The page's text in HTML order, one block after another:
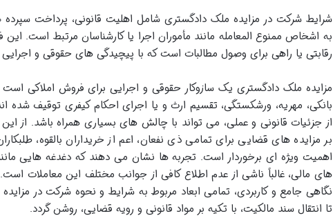
به اشخاص ممنوع المعامله مانند مأموران اجرا یا کارشناسان مرتبط است.
رقابتی یا راهی برای وصول مطالبات است که با پیچیدگی های حقوقی و
مزایده ملک دادگستری یک سازوکار حقوقی و اجرایی برای فروش املاکی
بانکی، مهریه، ورشکستگی، تقسیم ارث و یا اجرای احکام کیفری توقیف شده
از جزئیات قانونی و عملی، می تواند با چالش های بسیاری همراه باشد. از
بر مزایده های قضایی برای تمامی ذی نفعان، اعم از خریداران بالقوه،
اهمیت ویژه ای برخوردار است. تجربه ها نشان می دهند که دغدغه هایی
های مالی، غالباً ناشی از عدم اطلاع کافی از جوانب مختلف این معاملات
نگاهی جامع و کاربردی، تمامی ابعاد مربوط به شرایط و نحوه شرکت در
تا انتقال سند مالکیت، با تکیه بر مواد قانونی و رویه قضایی، روشن گردد.